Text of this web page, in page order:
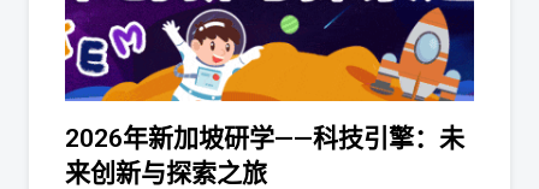
2026年新加坡研学——科技引擎：未
来创新与探索之旅